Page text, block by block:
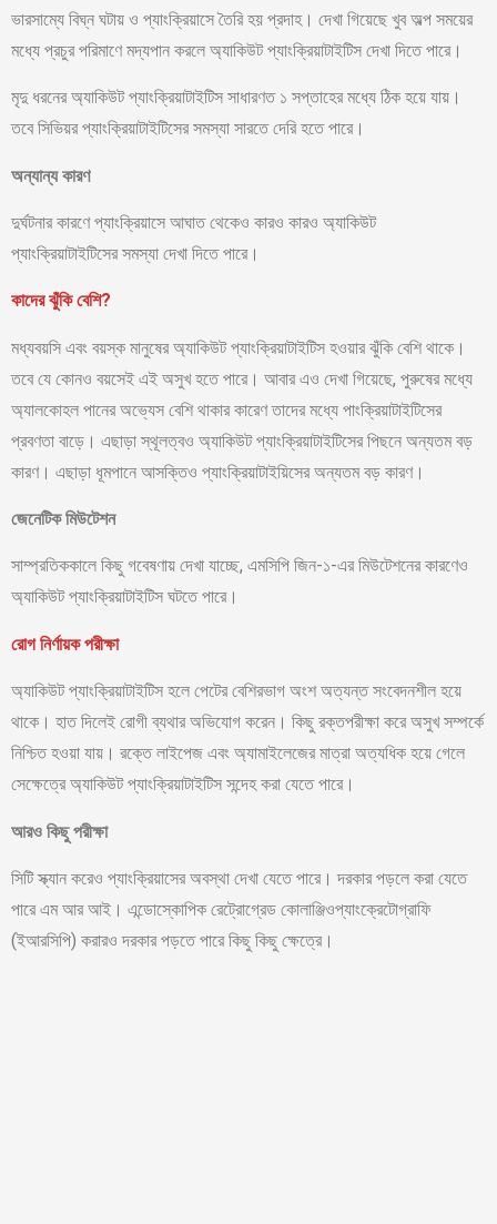
ভারসাম্যে বিঘ্ন ঘটায় ও প্যাংক্রিয়াসে তৈরি হয় প্রদাহ। দেখা গিয়েছে খুব অল্প সময়ের
মধ্যে প্রচুর পরিমাণে মদ্যপান করলে অ্যাকিউট প্যাংক্রিয়াটাইটিস দেখা দিতে পারে।
মৃদু ধরনের অ্যাকিউট প্যাংক্রিয়াটাইটিস সাধারণত ১ সপ্তাহের মধ্যে ঠিক হয়ে যায়।
তবে সিভিয়র প্যাংক্রিয়াটাইটিসের সমস্যা সারতে দেরি হতে পারে।
অন্যান্য কারণ
দুর্ঘটনার কারণে প্যাংক্রিয়াসে আঘাত থেকেও কারও কারও অ্যাকিউট
প্যাংক্রিয়াটাইটিসের সমস্যা দেখা দিতে পারে।
কাদের ঝুঁকি বেশি?
মধ্যবয়সি এবং বয়স্ক মানুষের অ্যাকিউট প্যাংক্রিয়াটাইটিস হওয়ার ঝুঁকি বেশি থাকে।
তবে যে কোনও বয়সেই এই অসুখ হতে পারে। আবার এও দেখা গিয়েছে, পুরুষের মধ্যে
অ্যালকোহল পানের অভ্যেস বেশি থাকার কারেণ তাদের মধ্যে পাংক্রিয়াটাইটিসের
প্রবণতা বাড়ে। এছাড়া স্থূলত্বও অ্যাকিউট প্যাংক্রিয়াটাইটিসের পিছনে অন্যতম বড়
কারণ। এছাড়া ধূমপানে আসক্তিও প্যাংক্রিয়াটাইয়িসের অন্যতম বড় কারণ।
জেনেটিক মিউটেশন
সাম্প্রতিককালে কিছু গবেষণায় দেখা যাচ্ছে, এমসিপি জিন-১-এর মিউটেশনের কারণেও
অ্যাকিউট প্যাংক্রিয়াটাইটিস ঘটতে পারে।
রোগ নির্ণায়ক পরীক্ষা
অ্যাকিউট প্যাংক্রিয়াটাইটিস হলে পেটের বেশিরভাগ অংশ অত্যন্ত সংবেদনশীল হয়ে
থাকে। হাত দিলেই রোগী ব্যথার অভিযোগ করেন। কিছু রক্তপরীক্ষা করে অসুখ সম্পর্কে
নিশ্চিত হওয়া যায়। রক্তে লাইপেজ এবং অ্যামাইলেজের মাত্রা অত্যধিক হয়ে গেলে
সেক্ষেত্রে অ্যাকিউট প্যাংক্রিয়াটাইটিস সন্দেহ করা যেতে পারে।
আরও কিছু পরীক্ষা
সিটি স্ক্যান করেও প্যাংক্রিয়াসের অবস্থা দেখা যেতে পারে। দরকার পড়লে করা যেতে
পারে এম আর আই। এন্ডোস্কোপিক রেট্রোগ্রেড কোলাঞ্জিওপ্যাংক্রেটোগ্রাফি
(ইআরসিপি) করারও দরকার পড়তে পারে কিছু কিছু ক্ষেত্রে।